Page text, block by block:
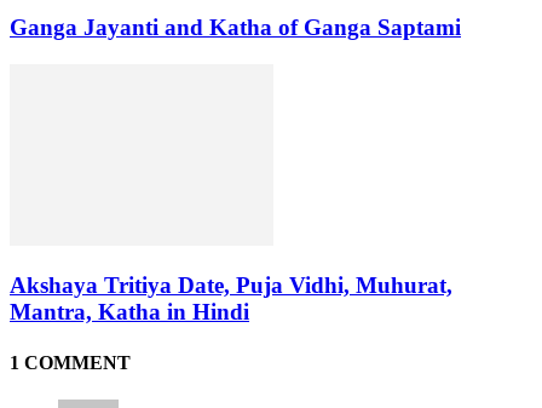
Ganga Jayanti and Katha of Ganga Saptami
Akshaya Tritiya Date, Puja Vidhi, Muhurat,
Mantra, Katha in Hindi
1 COMMENT